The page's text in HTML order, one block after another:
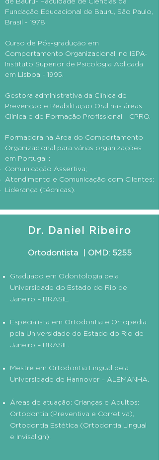
de Bauru- Faculdade de Ciências da
Fundação Educacional de Bauru, São Paulo,
Brasil - 1978.
Curso de Pós-gradução em
Comportamento Organizacional, no ISPA-
Instituto Superior de Psicologia Aplicada
em Lisboa - 1995.
Gestora administrativa da Clínica de
Prevenção e Reabilitação Oral nas áreas
Clínica e de Formação​ Profissional - CPRO.
Formadora na Área do Comportamento
Organizacional para várias organizações
em Portugal :
​Comunicação Assertiva;
Atendimento e Comunicação com Clientes;
Liderança (técnicas).
Dr. Daniel Ribeiro
Ortodontista | OMD: 5255
Graduado em Odontologia pela
Universidade do Estado do Rio de
Janeiro – BRASIL.
Especialista em Ortodontia e Ortopedia
pela Universidade do Estado do Rio de
Janeiro – BRASIL.
Mestre em Ortodontia Lingual pela
Universidade de Hannover – ALEMANHA.
Áreas de atuação: Crianças e Adultos:
Ortodontia (Preventiva e Corretiva),
Ortodontia Estética (Ortodontia Lingual
e Invisalign).